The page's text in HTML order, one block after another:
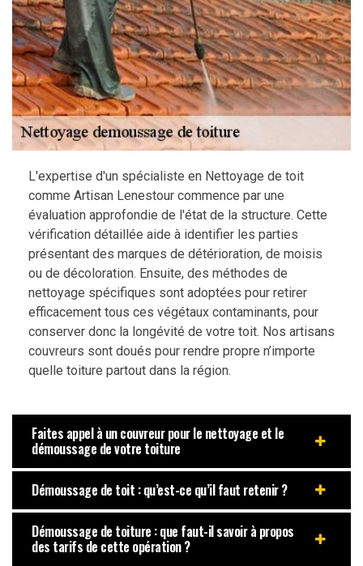
L'expertise d'un spécialiste en Nettoyage de toit
comme Artisan Lenestour commence par une
évaluation approfondie de l'état de la structure. Cette
vérification détaillée aide à identifier les parties
présentant des marques de détérioration, de moisis
ou de décoloration. Ensuite, des méthodes de
nettoyage spécifiques sont adoptées pour retirer
efficacement tous ces végétaux contaminants, pour
conserver donc la longévité de votre toit. Nos artisans
couvreurs sont doués pour rendre propre n’importe
quelle toiture partout dans la région.
Faites appel à un couvreur pour le nettoyage et le
démoussage de votre toiture
Démoussage de toit : qu’est-ce qu’il faut retenir ?
Démoussage de toiture : que faut-il savoir à propos
des tarifs de cette opération ?